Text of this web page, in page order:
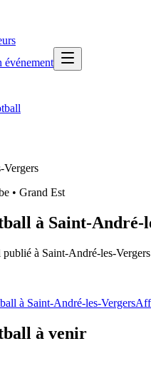
événement
Vergers
• Grand Est
à Saint-André-
à Saint-André-les-
à Saint-André-les-Vergers
à venir